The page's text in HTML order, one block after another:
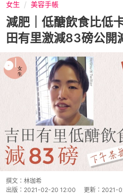
女生 美容手帳
減肥｜低醣飲食比低
田有里激減83磅公開
撰文： 林珈希
出版： 2021-02-20 12:00 更新： 2021-